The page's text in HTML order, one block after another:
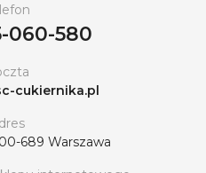
060-580
cukiernika.pl
689 Warszawa